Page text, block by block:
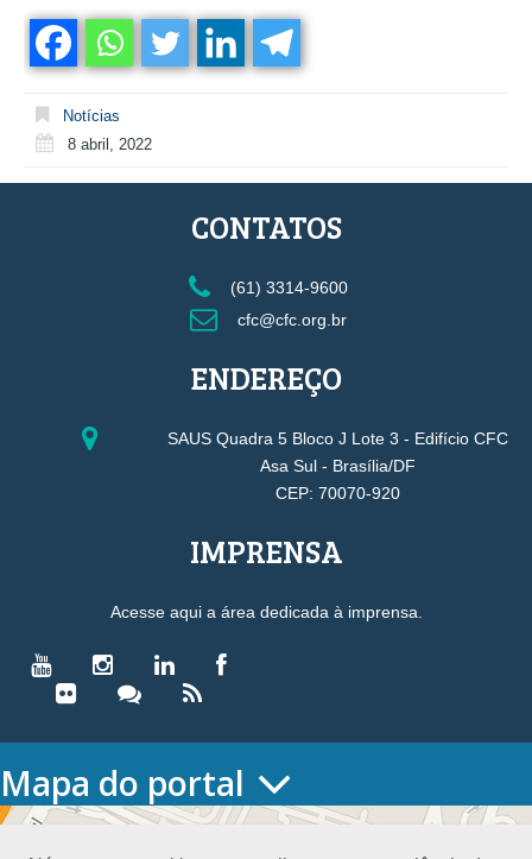
Notícias
8 abril, 2022
CONTATOS
(61) 3314-9600
cfc@cfc.org.br
ENDEREÇO
SAUS Quadra 5 Bloco J Lote 3 - Edifício CFC
Asa Sul - Brasília/DF
CEP: 70070-920
IMPRENSA
Acesse aqui a área dedicada à imprensa.
Mapa do portal
HOME